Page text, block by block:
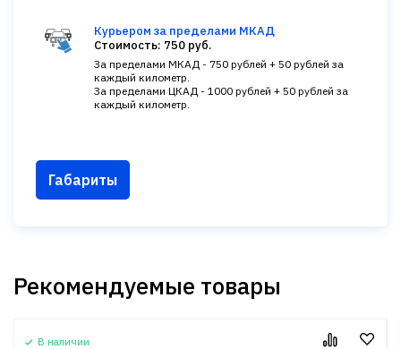
Курьером за пределами МКАД
Стоимость: 750 руб.
За пределами МКАД - 750 рублей + 50 рублей за
каждый километр.
За пределами ЦКАД - 1000 рублей + 50 рублей за
каждый километр.
Габариты
Рекомендуемые товары
В наличии